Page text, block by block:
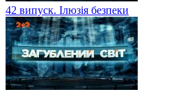
42 випуск. Ілюзія безпеки